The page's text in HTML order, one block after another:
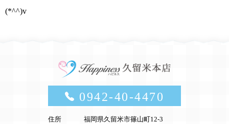
(*^^)v
0942-40-4470
住所
福岡県久留米市篠山町12-3